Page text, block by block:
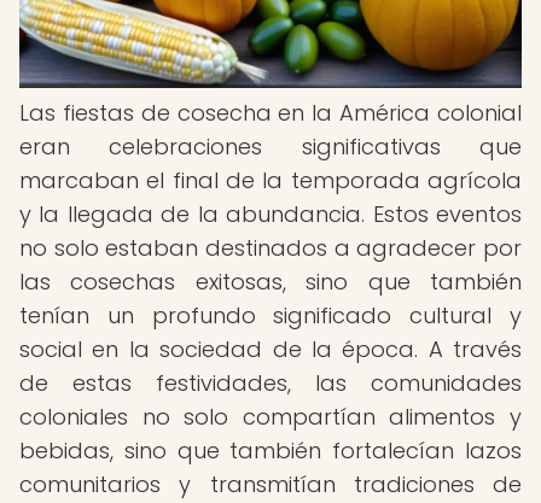
Las fiestas de cosecha en la América colonial
eran celebraciones significativas que
marcaban el final de la temporada agrícola
y la llegada de la abundancia. Estos eventos
no solo estaban destinados a agradecer por
las cosechas exitosas, sino que también
tenían un profundo significado cultural y
social en la sociedad de la época. A través
de estas festividades, las comunidades
coloniales no solo compartían alimentos y
bebidas, sino que también fortalecían lazos
comunitarios y transmitían tradiciones de